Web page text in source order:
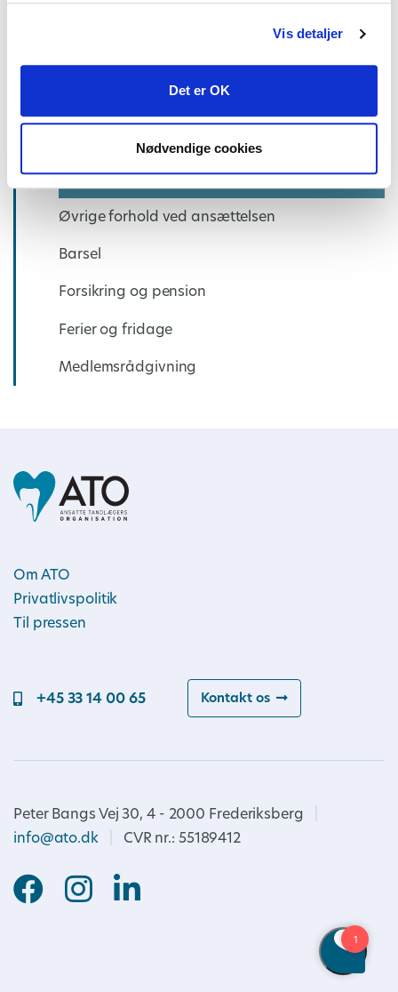
Vis detaljer
Det er OK
Nødvendige cookies
Øvrige forhold ved ansættelsen
Barsel
Forsikring og pension
Ferier og fridage
Medlemsrådgivning
Om ATO
Privatlivspolitik
Til pressen
+45 33 14 00 65 Kontakt os
Peter Bangs Vej 30, 4 - 2000 Frederiksberg
info@ato.dk
CVR nr.: 55189412